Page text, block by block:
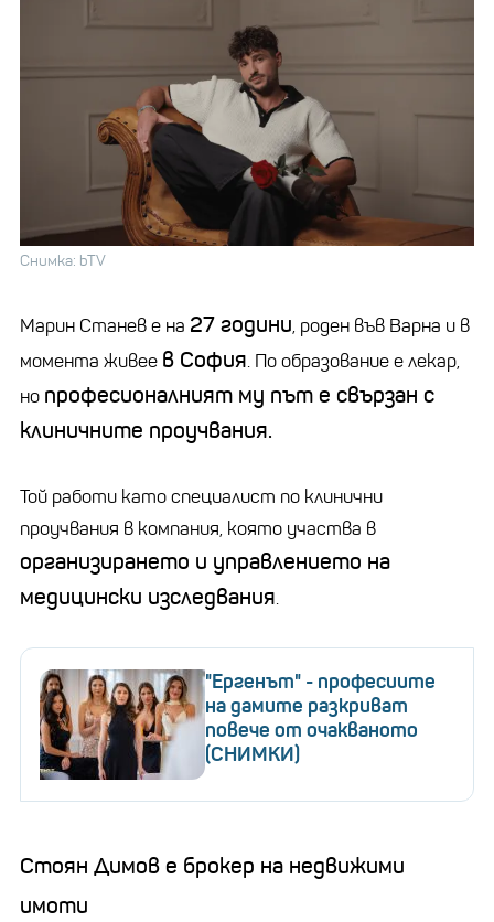
Снимка: bTV
Марин Станев е на 27 години, роден във Варна и в
момента живее в София. По образование е лекар,
но професионалният му път е свързан с
клиничните проучвания.
Той работи като специалист по клинични
проучвания в компания, която участва в
организирането и управлението на
медицински изследвания.
"Ергенът" - професиите
на дамите разкриват
повече от очакваното
(СНИМКИ)
Стоян Димов е брокер на недвижими
имоти